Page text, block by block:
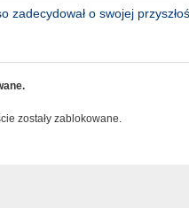
zadecydował o swojej
zostały zablokowane.